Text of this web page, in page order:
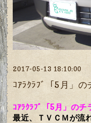
2017-05-13 18:10:00
ｺｱﾗｸﾗﾌﾞ「5月」
ｺｱﾗｸﾗﾌﾞ「5月」のチ
最近、ＴＶＣＭが流